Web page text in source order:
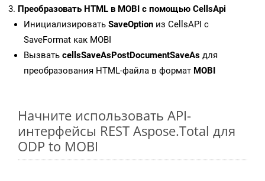
Преобразовать HTML в MOBI с помощью CellsApi
Инициализировать SaveOption из CellsAPI с
SaveFormat как MOBI
Вызвать cellsSaveAsPostDocumentSaveAs для
преобразования HTML-файла в формат MOBI
Начните использовать API-
интерфейсы REST Aspose.Total для
ODP to MOBI